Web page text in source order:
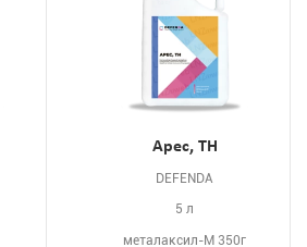
Арес, ТН
DEFENDA
5 л
металаксил-М 350г